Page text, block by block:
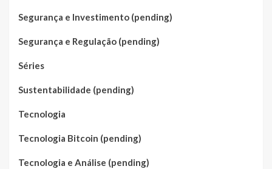
Segurança e Investimento (pending)
Segurança e Regulação (pending)
Séries
Sustentabilidade (pending)
Tecnologia
Tecnologia Bitcoin (pending)
Tecnologia e Análise (pending)